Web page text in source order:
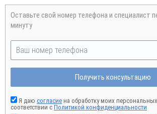
Оставьте свой номер телефона и специалист
минуту
Получить консультацию
Я даю согласие на обработку моих
соответствии с Политикой конфиденциальности